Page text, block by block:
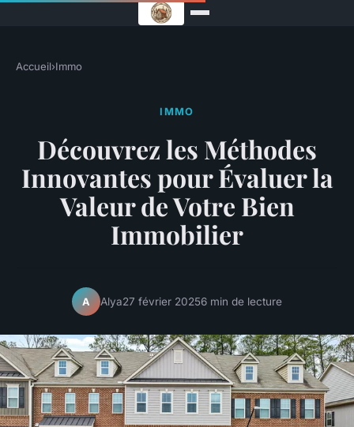
Accueil›Immo
IMMO
Découvrez les Méthodes
Innovantes pour Évaluer la
Valeur de Votre Bien
Immobilier
A Alya27 février 20256 min de lecture